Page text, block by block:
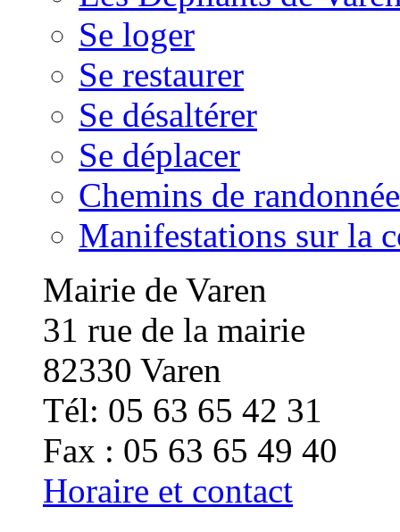
Se loger
Se restaurer
Se désaltérer
Se déplacer
Chemins de randonnée
Manifestations sur la
Mairie de Varen
31 rue de la mairie
82330 Varen
Tél: 05 63 65 42 31
Fax : 05 63 65 49 40
Horaire et contact